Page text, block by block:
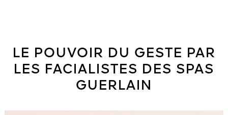
LE POUVOIR DU GESTE PAR
LES FACIALISTES DES SPAS
GUERLAIN